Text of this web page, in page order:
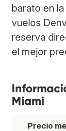
barato en
vuelos
reserva
el mejor
Miami
Precio